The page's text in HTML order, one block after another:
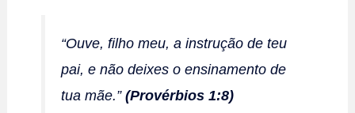
“Ouve, filho meu, a instrução de teu
pai, e não deixes o ensinamento de
tua mãe.”(Provérbios 1:8)